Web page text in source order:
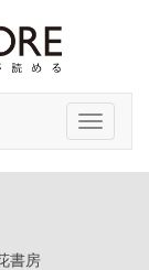
Toggle
書房